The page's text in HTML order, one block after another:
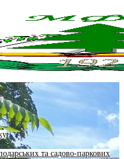
та садово-паркових